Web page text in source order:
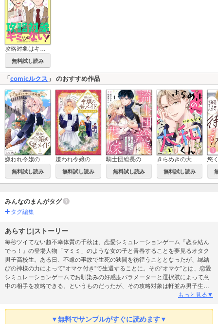
攻略対象はキミじゃない！
無料試し読み
「 comicルクス 」 のおすすめ作品
嫌われ令嬢の老メイド 最果ての地の交流追憶
無料試し読み
嫌われ令嬢の老メイド 最果ての地の交流追憶（分冊版）
無料試し読み
騎士団総長の花嫁 すべてを諦めた妻を望んだ冷酷公爵の溺愛（分冊版）
無料試し読み
きらめきの大和くん☆
無料試し読み
みんなのまんがタグ
タグ編集
あらすじ|ストーリー
毎秒ツイてない超不幸体質の千秋は、恋愛シミュレーションゲーム『恋を結ん
でっ！』の登場人物「マミミ」のような女の子と青春することを夢見るオタク
男子高校生。ある日、不慮の事故で生死の狭間を彷徨うこととなったが、縁結
びの神様の力によって“オマケ付き”で生還することに。その“オマケ”とは、恋愛
シミュレーションゲームでお馴染みの好感度パラメーターと選択肢によって意
中の相手を攻略できる、というものだったが、その攻略対象は軒並み男子生徒
で……!? 恋愛パラメーターに翻弄されるドタバタ学園ラブコメディー！ ※こ
ださい。
もっと見る▼
▼無料でサンプルがすぐに読めます▼